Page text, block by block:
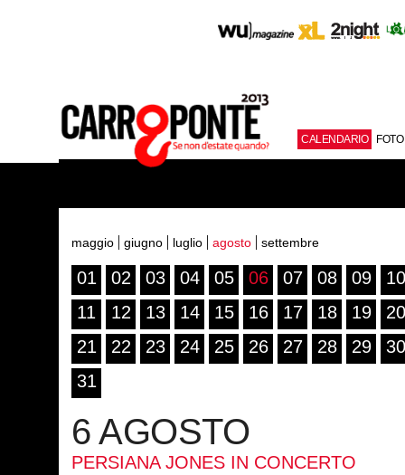
CALENDARIO FOTO
maggio giugno luglio agosto settembre
01 02 03 04 05 06 07 08 09
10
11
12 13 14 15 16 17 18 19
20
21
22 23 24 25 26 27 28 29
30
31
6 AGOSTO
PERSIANA JONES IN CONCERTO